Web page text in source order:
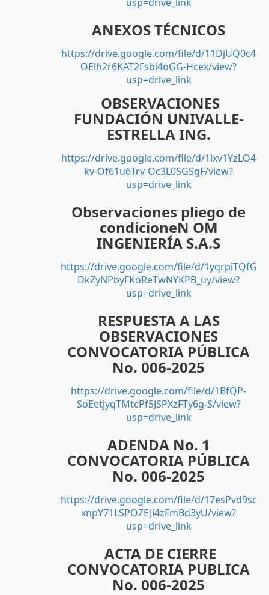
ANEXOS TÉCNICOS
https://drive.google.com/file/d/11DjUQ0c4
OElh2r6KAT2Fsbi4oGG-Hcex/view?
usp=drive_link
OBSERVACIONES
FUNDACIÓN UNIVALLE-
ESTRELLA ING.
https://drive.google.com/file/d/1lxv1YzLO4
kv-Of61u6Trv-Oc3L0SGSgF/view?
usp=drive_link
Observaciones pliego de
condicioneN OM
INGENIERÍA S.A.S
https://drive.google.com/file/d/1yqrpiTQfG
DkZyNPbyFKoReTwNYKPB_uy/view?
usp=drive_link
RESPUESTA A LAS
OBSERVACIONES
CONVOCATORIA PÚBLICA
No. 006-2025
https://drive.google.com/file/d/1BfQP-
SoEetjyqTMtcPf5JSPXzFTy6g-S/view?
usp=drive_link
ADENDA No. 1
CONVOCATORIA PÚBLICA
No. 006-2025
https://drive.google.com/file/d/17esPvd9sc
xnpY71LSPOZEJi4zFmBd3yU/view?
usp=drive_link
ACTA DE CIERRE
CONVOCATORIA PUBLICA
No. 006-2025